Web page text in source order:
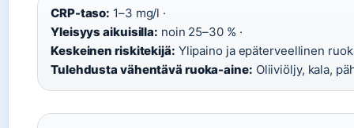
CRP-taso: 1–3 mg/l ·
Yleisyys aikuisilla: noin 25–30 % ·
Keskeinen riskitekijä: Ylipaino ja epäterveellinen
Tulehdusta vähentävä ruoka-aine: Oliiviöljy, kala,